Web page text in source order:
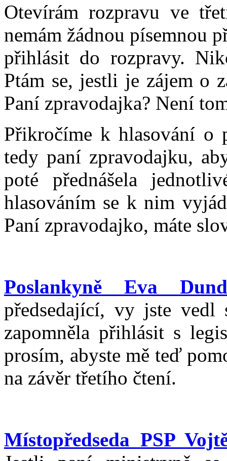
Otevírám rozpravu ve
nemám žádnou písemnou
přihlásit do rozpravy.
Ptám se, jestli je zájem o
Paní zpravodajka? Není
Přikročíme k hlasování o
tedy paní zpravodajku,
poté přednášela
hlasováním se k nim
Paní zpravodajko, máte
Poslankyně Eva
předsedající, vy jste vedl
zapomněla přihlásit s
prosím, abyste mě teď
na závěr třetího čtení.
Místopředseda PSP